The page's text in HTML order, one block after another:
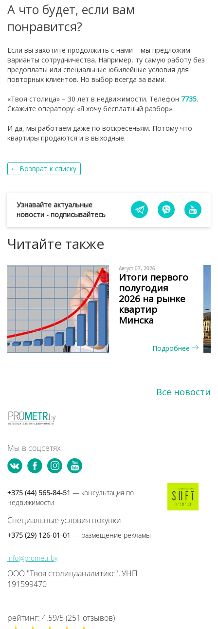
А что будет, если вам
понравится?
Если вы захотите продолжить с нами – мы предложим
варианты сотрудничества. Например, ту самую работу без
предоплаты или специальные юбилейные условия для
повторных клиентов. Но выбор всегда за вами.
«Твоя столица» – 30 лет в недвижимости. Телефон 7735.
Скажите оператору: «Я хочу бесплатный разбор».
И да, мы работаем даже по воскресеньям. Потому что
квартиры продаются и в выходные.
Возврат к списку
Узнавайте актуальные
новости - подписывайтесь
Читайте также
Август 07, 2026
Итоги первого
полугодия
2026 на рынке
квартир
Минска
Подробнее
Все новости
Мы в соцсетях
+375 (44) 565-84-51 — консультация по
недвижимости
Специальные условия покупки
+375 (29) 126-01-01 — размещение рекламы
info@prometr.by
ООО "Твоя столицааналитикс", УНП
191599470
рейтинг: 4.59/5 (251 отзывов)